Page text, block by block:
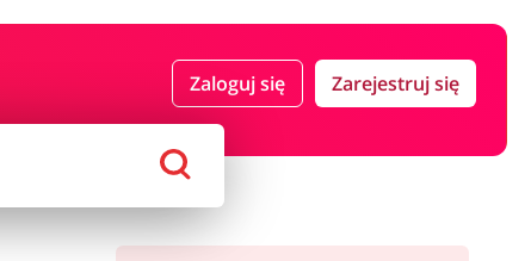
Zaloguj się Zarejestruj się